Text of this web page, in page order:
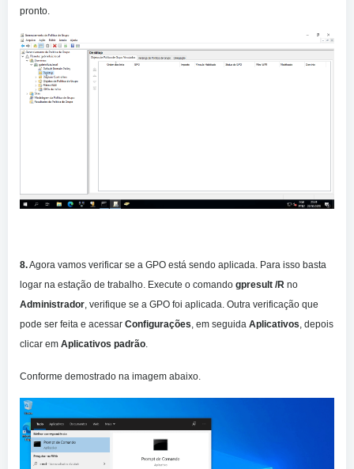
pronto.
8.Agora vamos verificar se a GPO está sendo aplicada. Para isso basta
logar na estação de trabalho. Execute o comando gpresult /R no
Administrador, verifique se a GPO foi aplicada. Outra verificação que
pode ser feita e acessar Configurações, em seguida Aplicativos, depois
clicar em Aplicativos padrão.
Conforme demostrado na imagem abaixo.